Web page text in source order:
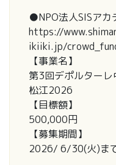
●NPO法人SISアカ
https://
ikiiki.jp/
【事業名】
第3回デポルター
松江2026
【目標額】
500,000円
【募集期間】
2026/ 6/30(火)ま